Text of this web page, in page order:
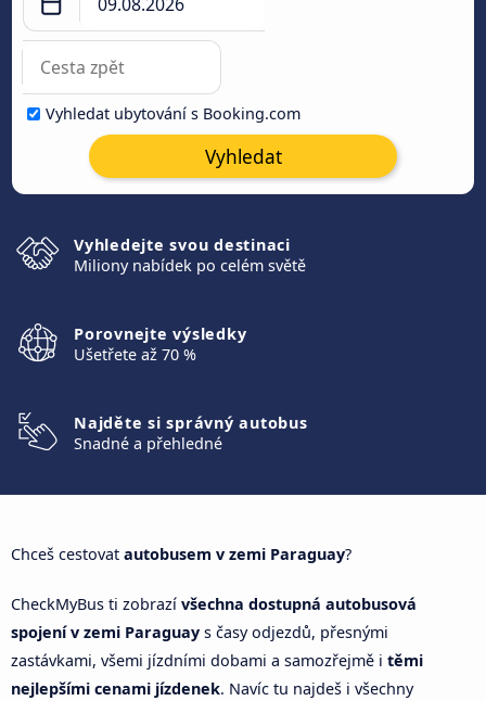
Vyhledat ubytování s Booking.com
Vyhledat
Vyhledejte svou destinaci
Miliony nabídek po celém světě
Porovnejte výsledky
Ušetřete až 70 %
Najděte si správný autobus
Snadné a přehledné
Chceš cestovat autobusem v zemi Paraguay?
CheckMyBus ti zobrazí všechna dostupná autobusová
spojení v zemi Paraguay s časy odjezdů, přesnými
zastávkami, všemi jízdními dobami a samozřejmě i těmi
nejlepšími cenami jízdenek. Navíc tu najdeš i všechny